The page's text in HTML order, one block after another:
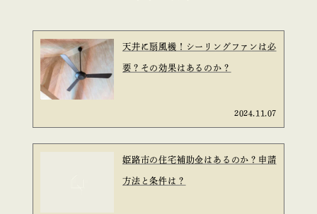
天井に扇風機！シーリングファンは必
要？その効果はあるのか？
2024.11.07
姫路市の住宅補助金はあるのか？申請
方法と条件は？